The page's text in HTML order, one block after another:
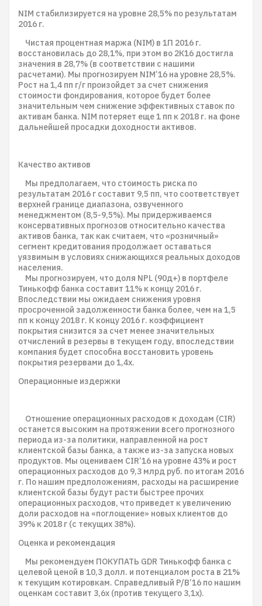
NIM стабилизируется на уровне 28,5% по результатам
2016 г.
Чистая процентная маржа (NIM) в 1П 2016 г.
восстановилась до 28,1%, при этом во 2К16 достигла
значения в 28,7% (в соответствии с нашими
расчетами). Мы прогнозируем NIM’16 на уровне 28,5%.
Рост на 1,4 пп г/г произойдет за счет снижения
стоимости фондирования, которое будет более
значительным чем снижение эффективных ставок по
активам банка. NIM потеряет еще 1 пп к 2018 г. на фоне
дальнейшей просадки доходности активов.
Качество активов
Мы предполагаем, что стоимость риска по
результатам 2016 г составит 9,5 пп, что соответствует
верхней границе диапазона, озвученного
менеджментом (8,5-9,5%). Мы придерживаемся
консервативных прогнозов относительно качества
активов банка, так как считаем, что «розничный»
сегмент кредитования продолжает оставаться
уязвимым в условиях снижающихся реальных доходов
населения.
Мы прогнозируем, что доля NPL (90д+) в портфеле
Тинькофф банка составит 11% к концу 2016 г.
Впоследствии мы ожидаем снижения уровня
просроченной задолженности банка более, чем на 1,5
пп к концу 2018 г. К концу 2016 г. коэффициент
покрытия снизится за счет менее значительных
отчислений в резервы в текущем году, впоследствии
компания будет способна восстановить уровень
покрытия резервами до 1,4х.
Операционные издержки
Отношение операционных расходов к доходам (CIR)
останется высоким на протяжении всего прогнозного
периода из-за политики, направленной на рост
клиентской базы банка, а также из-за запуска новых
продуктов. Мы оцениваем CIR’16 на уровне 43% и рост
операционных расходов до 9,3 млрд руб. по итогам 2016
г. По нашим предположениям, расходы на расширение
клиентской базы будут расти быстрее прочих
операционных расходов, что приведет к увеличению
доли расходов на «поглощение» новых клиентов до
39% к 2018 г (с текущих 38%).
Оценка и рекомендация
Мы рекомендуем ПОКУПАТЬ GDR Тинькофф банка с
целевой ценой в 10,3 долл. и потенциалом роста в 21%
к текущим котировкам. Справедливый P/B’16 по нашим
оценкам составит 3,6х (против текущего 3,1х).